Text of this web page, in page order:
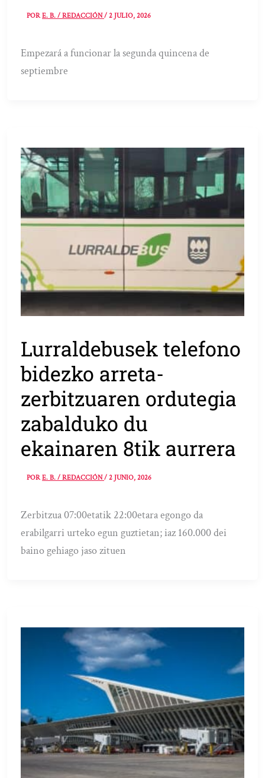
PORE. B. / REDACCIÓN/2 JULIO, 2026
Empezará a funcionar la segunda quincena de
septiembre
Lurraldebusek telefono
bidezko arreta-
zerbitzuaren ordutegia
zabalduko du
ekainaren 8tik aurrera
PORE. B. / REDACCIÓN/2 JUNIO, 2026
Zerbitzua 07:00etatik 22:00etara egongo da
erabilgarri urteko egun guztietan; iaz 160.000 dei
baino gehiago jaso zituen